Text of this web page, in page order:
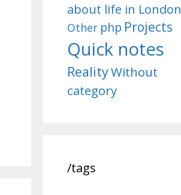
about life in London
Other php Projects
Quick notes
RealityWithout
category
/tags